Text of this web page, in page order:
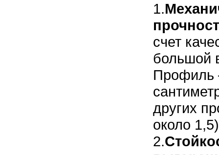
1.
счет
большой
Профиль
других
около
2.